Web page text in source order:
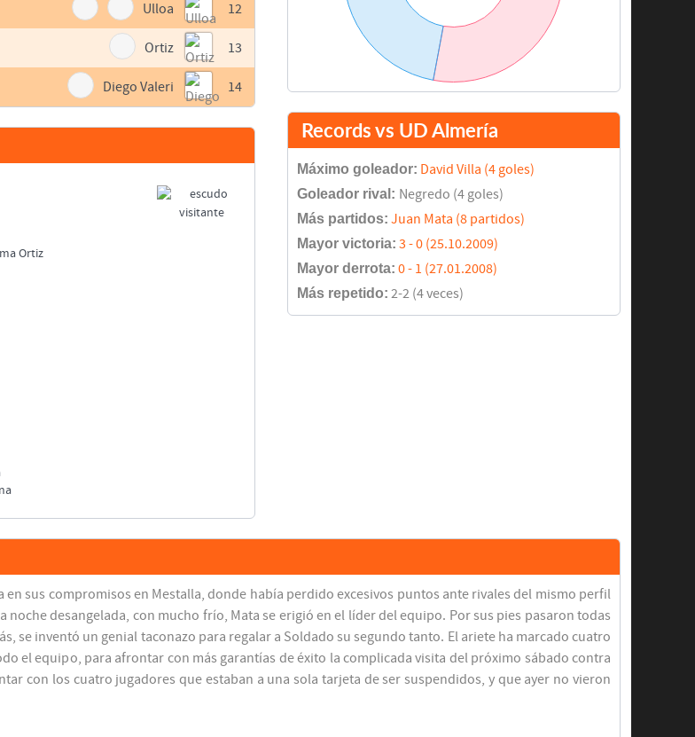
12
Ulloa
13
Ortiz
14
Diego Valeri
Ortiz
Records vs UD Almería
Máximo goleador: David Villa (4 goles)
Goleador rival: Negredo (4 goles)
Más partidos: Juan Mata (8 partidos)
Mayor victoria: 3 - 0 (25.10.2009)
Mayor derrota: 0 - 1 (27.01.2008)
Más repetido: 2-2 (4 veces)
en sus compromisos en Mestalla, donde había perdido excesivos puntos ante rivales del mismo perfil
desangelada, con mucho frío, Mata se erigió en el líder del equipo. Por sus pies pasaron todas
se inventó un genial taconazo para regalar a Soldado su segundo tanto. El ariete ha marcado cuatro
el equipo, para afrontar con más garantías de éxito la complicada visita del próximo sábado contra
con los cuatro jugadores que estaban a una sola tarjeta de ser suspendidos, y que ayer no vieron